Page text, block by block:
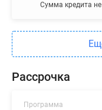
Сумма кредита
Рассрочка
Программа